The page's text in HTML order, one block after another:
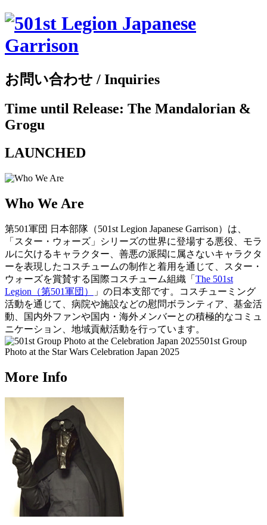
お問い合わせ / Inquiries
Time until Release: The Mandalorian &
Grogu
LAUNCHED
Who We Are
第501軍団 日本部隊（501st Legion Japanese Garrison）は、
「スター・ウォーズ」シリーズの世界に登場する悪役、モラ
ルに欠けるキャラクター、善悪の派閥に属さないキャラクタ
ーを表現したコスチュームの制作と着用を通じて、スター・
ウォーズを賞賛する国際コスチューム組織「 The 501st
Legion（第501軍団）
」の日本支部です。コスチューミング
活動を通じて、病院や施設などの慰問ボランティア、基金活
動、国内外ファンや国内・海外メンバーとの積極的なコミュ
ニケーション、地域貢献活動を行っています。
501st Group
Photo at the Star Wars Celebration Japan 2025
More Info